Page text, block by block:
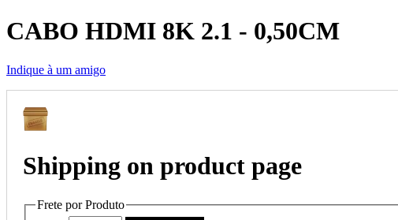
CABO HDMI 8K 2.1 - 0,50CM
Indique à um amigo
Shipping on product page
Frete por Produto